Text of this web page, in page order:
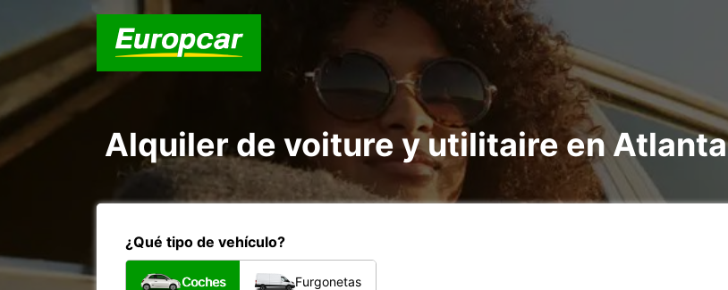
Alquiler de voiture y utilitaire en Atlanta
¿Qué tipo de vehículo?
Coches Furgonetas